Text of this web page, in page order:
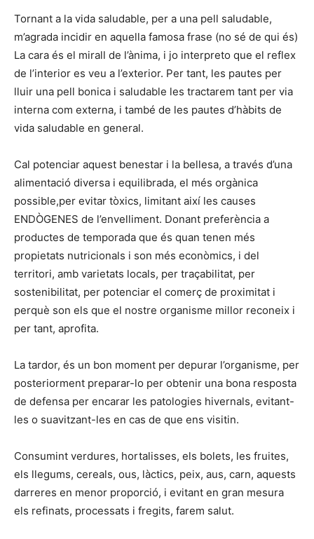
Tornant a la vida saludable, per a una pell saludable,
m’agrada incidir en aquella famosa frase (no sé de qui és)
La cara és el mirall de l’ànima, i jo interpreto que el reflex
de l’interior es veu a l’exterior. Per tant, les pautes per
lluir una pell bonica i saludable les tractarem tant per via
interna com externa, i també de les pautes d’hàbits de
vida saludable en general.
Cal potenciar aquest benestar i la bellesa, a través d’una
alimentació diversa i equilibrada, el més orgànica
possible,per evitar tòxics, limitant així les causes
ENDÒGENES de l’envelliment. Donant preferència a
productes de temporada que és quan tenen més
propietats nutricionals i son més econòmics, i del
territori, amb varietats locals, per traçabilitat, per
sostenibilitat, per potenciar el comerç de proximitat i
perquè son els que el nostre organisme millor reconeix i
per tant, aprofita.
La tardor, és un bon moment per depurar l’organisme, per
posteriorment preparar-lo per obtenir una bona resposta
de defensa per encarar les patologies hivernals, evitant-
les o suavitzant-les en cas de que ens visitin.
Consumint verdures, hortalisses, els bolets, les fruites,
els llegums, cereals, ous, làctics, peix, aus, carn, aquests
darreres en menor proporció, i evitant en gran mesura
els refinats, processats i fregits, farem salut.